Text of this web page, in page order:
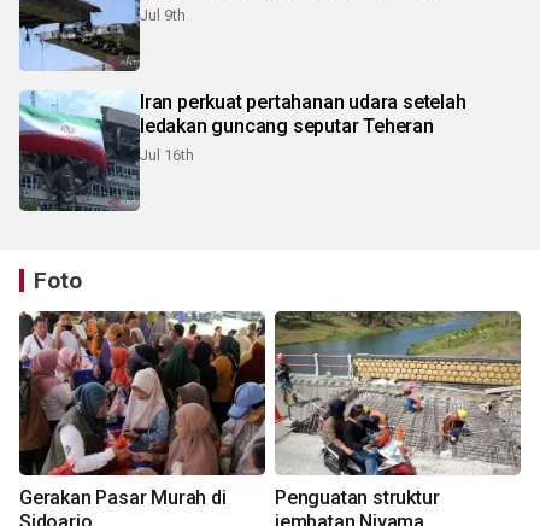
Jul 9th
Iran perkuat pertahanan udara setelah
ledakan guncang seputar Teheran
Jul 16th
Foto
Gerakan Pasar Murah di
Penguatan struktur